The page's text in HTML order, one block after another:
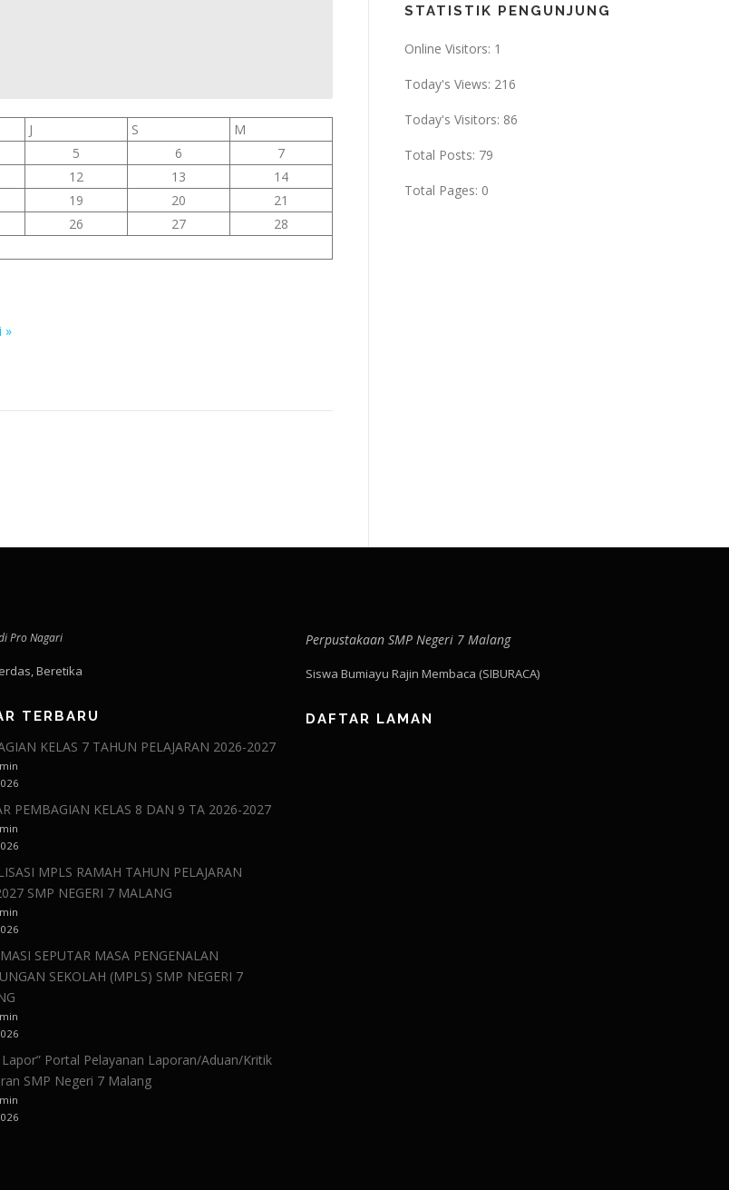
J S
M
5 6
7
12 13
14
19 20
21
26 27
28
»
STATISTIK PENGUNJUNG
Online Visitors: 1
Today's Views: 216
Today's Visitors: 86
Total Posts: 79
Total Pages: 0
Pro Nagari
Beretika
TERBARU
KELAS 7 TAHUN PELAJARAN 2026-2027
PEMBAGIAN KELAS 8 DAN 9 TA 2026-2027
MPLS RAMAH TAHUN PELAJARAN
SMP NEGERI 7 MALANG
SEPUTAR MASA PENGENALAN
SEKOLAH (MPLS) SMP NEGERI 7
Lapor” Portal Pelayanan Laporan/Aduan/Kritik
SMP Negeri 7 Malang
Perpustakaan SMP Negeri 7 Malang
Siswa Bumiayu Rajin Membaca (SIBURACA)
DAFTAR LAMAN